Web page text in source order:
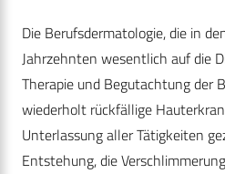
Die Berufsdermatologie, die in
Jahrzehnten wesentlich auf die
Therapie und Begutachtung der
wiederholt rückfällige
Unterlassung aller Tätigkeiten
Entstehung, die